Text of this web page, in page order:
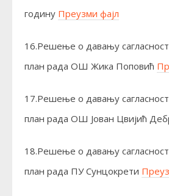
годину Преузми фајл
16.Решење о давању
план рада ОШ Жика Поповић
17.Решење о давању
план рада ОШ Јован Цвијић
18.Решење о давању
план рада ПУ Сунцокрети